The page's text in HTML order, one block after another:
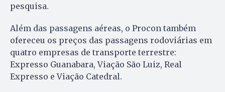
pesquisa.
Além das passagens aéreas, o Procon também
ofereceu os preços das passagens rodoviárias em
quatro empresas de transporte terrestre:
Expresso Guanabara, Viação São Luiz, Real
Expresso e Viação Catedral.